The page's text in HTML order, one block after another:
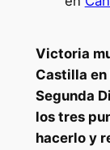
Victoria
Castilla en
Segunda
los tres
hacerlo y